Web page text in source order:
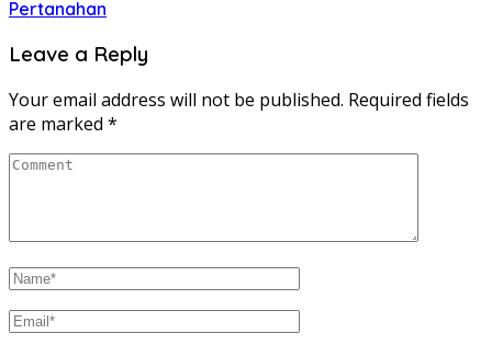
Pertanahan
Leave a Reply
Your email address will not be published. Required fields
are marked *